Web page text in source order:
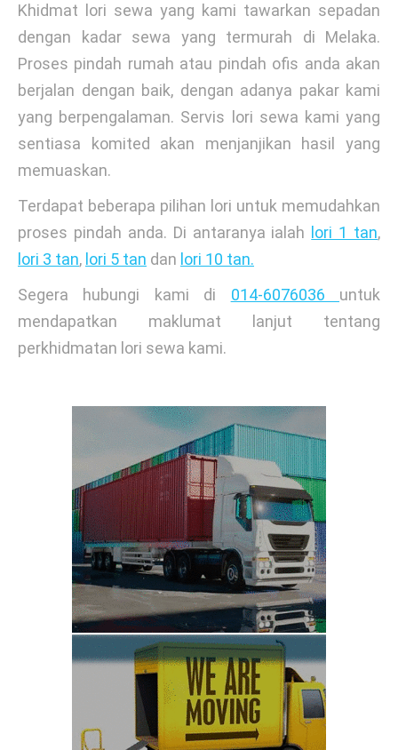
Khidmat lori sewa yang kami tawarkan sepadan
dengan kadar sewa yang termurah di Melaka.
Proses pindah rumah atau pindah ofis anda akan
berjalan dengan baik, dengan adanya pakar kami
yang berpengalaman. Servis lori sewa kami yang
sentiasa komited akan menjanjikan hasil yang
memuaskan.
Terdapat beberapa pilihan lori untuk memudahkan
proses pindah anda. Di antaranya ialah
lori 1 tan,
lori 3 tan, lori 5 tan dan lori 10 tan.
Segera hubungi kami di 014-6076036 untuk
mendapatkan maklumat lanjut tentang
perkhidmatan lori sewa kami.